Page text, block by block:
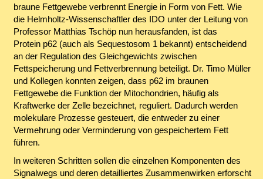
braune Fettgewebe verbrennt Energie in Form von Fett. Wie
die Helmholtz-Wissenschaftler des IDO unter der Leitung von
Professor Matthias Tschöp nun herausfanden, ist das
Protein p62 (auch als Sequestosom 1 bekannt) entscheidend
an der Regulation des Gleichgewichts zwischen
Fettspeicherung und Fettverbrennung beteiligt. Dr. Timo Müller
und Kollegen konnten zeigen, dass p62 im braunen
Fettgewebe die Funktion der Mitochondrien, häufig als
Kraftwerke der Zelle bezeichnet, reguliert. Dadurch werden
molekulare Prozesse gesteuert, die entweder zu einer
Vermehrung oder Verminderung von gespeichertem Fett
führen.
In weiteren Schritten sollen die einzelnen Komponenten des
Signalwegs und deren detailliertes Zusammenwirken erforscht